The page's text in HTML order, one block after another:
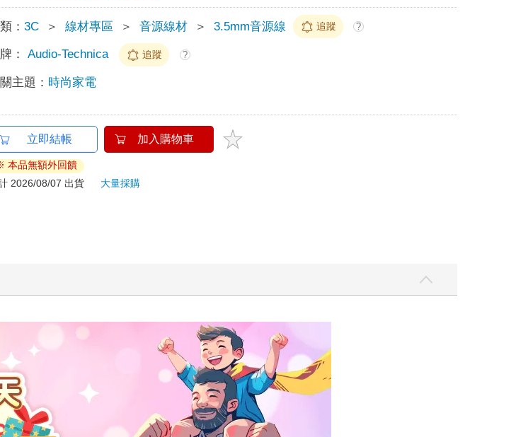
：3C ＞ 線材專區 ＞ 音源線材 ＞ 3.5mm音源線 追蹤 ?
： Audio-Technica 追蹤 ?
主題： 時尚家電
立即結帳 加入購物車
本品無額外回饋
2026/08/07 出貨
大量採購